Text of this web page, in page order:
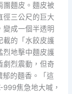
團麵皮。麵皮被
徑三公尺的巨大
變成一個半透明
載的「水餃皮護
烈地擊中麵皮護
劇烈震動，但奇
郁的麵香。「這
焦急地大喊，